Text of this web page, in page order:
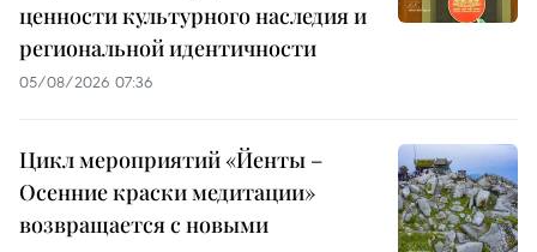
ценности культурного наследия и
региональной идентичности
05/08/2026 07:36
Цикл мероприятий «Йенты –
Осенние краски медитации»
возвращается с новыми